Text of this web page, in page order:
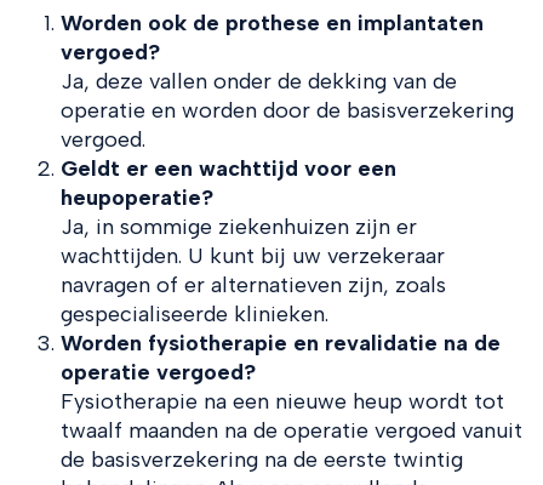
Worden ook de prothese en implantaten
vergoed?
Ja, deze vallen onder de dekking van de
operatie en worden door de basisverzekering
vergoed.
Geldt er een wachttijd voor een
heupoperatie?
Ja, in sommige ziekenhuizen zijn er
wachttijden. U kunt bij uw verzekeraar
navragen of er alternatieven zijn, zoals
gespecialiseerde klinieken.
Worden fysiotherapie en revalidatie na de
operatie vergoed?
Fysiotherapie na een nieuwe heup wordt tot
twaalf maanden na de operatie vergoed vanuit
de basisverzekering na de eerste twintig